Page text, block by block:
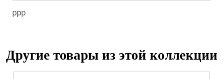
ppp
Другие товары из этой коллекции